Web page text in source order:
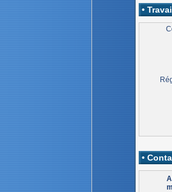
•
•